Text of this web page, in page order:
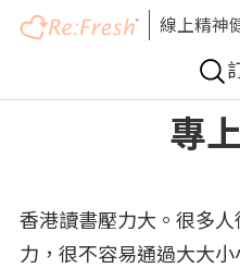
移
線上精神
專
香港讀書壓力大。很多
力，很不容易通過大大